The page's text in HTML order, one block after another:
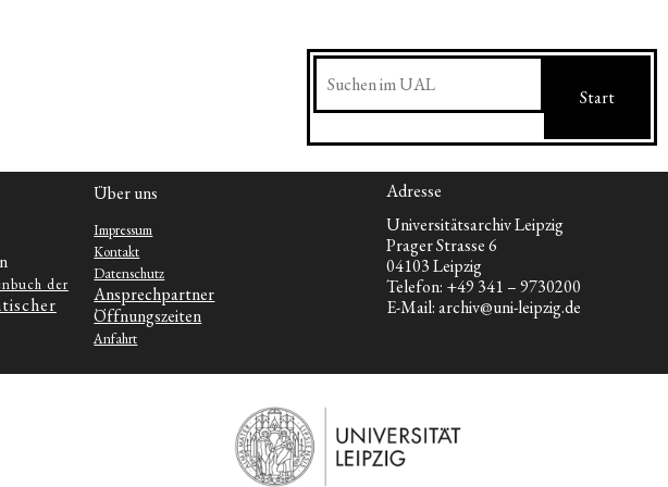
Suchen
Start
der
Über uns
Impressum
Kontakt
Datenschutz
Ansprechpartner
Öffnungszeiten
Anfahrt
Adresse
Universitätsarchiv Leipzig
Prager Strasse 6
04103 Leipzig
Telefon: +49 341 – 9730200
E-Mail: archiv@uni-leipzig.de